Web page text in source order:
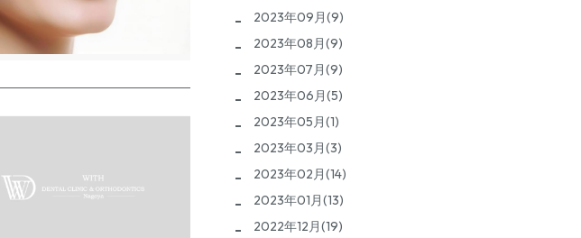
2023年09月(9)
2023年08月(9)
2023年07月(9)
2023年06月(5)
2023年05月(1)
2023年03月(3)
2023年02月(14)
2023年01月(13)
2022年12月(19)